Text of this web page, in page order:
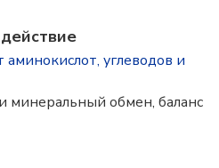
углеводов и
минеральный обмен, баланс